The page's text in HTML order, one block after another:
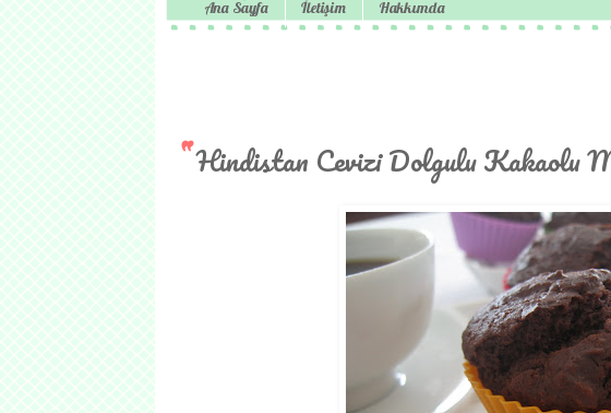
Ana Sayfa İletişim Hakkımda
Hindistan Cevizi Dolgulu Kakaolu